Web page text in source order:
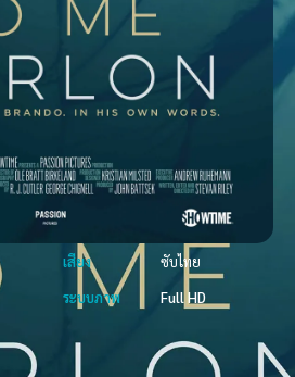
เสียง
ซับไทย
ระบบภาพ
Full HD